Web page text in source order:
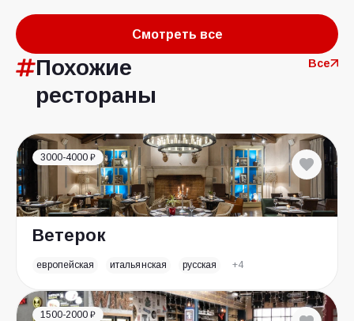
Смотреть все
Похожие
рестораны
Все
3000-4000 ₽
Ветерок
европейская итальянская русская +4
1500-2000 ₽